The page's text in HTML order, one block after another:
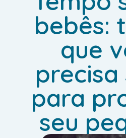
bebês:
que
para
seu